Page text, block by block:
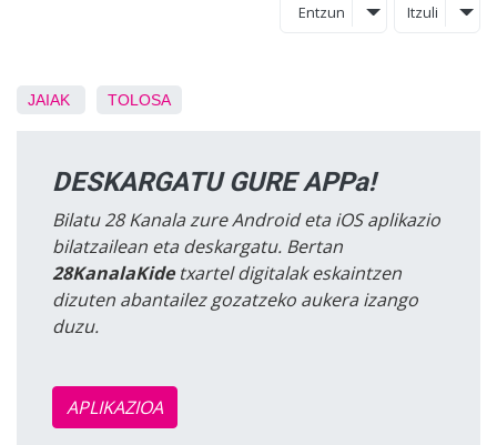
Entzun Itzuli
JAIAK TOLOSA
DESKARGATU GURE APPa!
Bilatu 28 Kanala zure Android eta iOS aplikazio
bilatzailean eta deskargatu. Bertan
28KanalaKidetxartel digitalak eskaintzen
dizuten abantailez gozatzeko aukera izango
duzu.
APLIKAZIOA